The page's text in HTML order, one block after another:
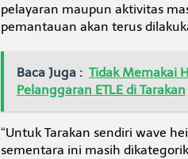
pelayaran maupun aktivitas
pemantauan akan terus
Baca Juga : Tidak Memakai
Pelanggaran ETLE di Tarakan
“Untuk Tarakan sendiri wave
sementara ini masih